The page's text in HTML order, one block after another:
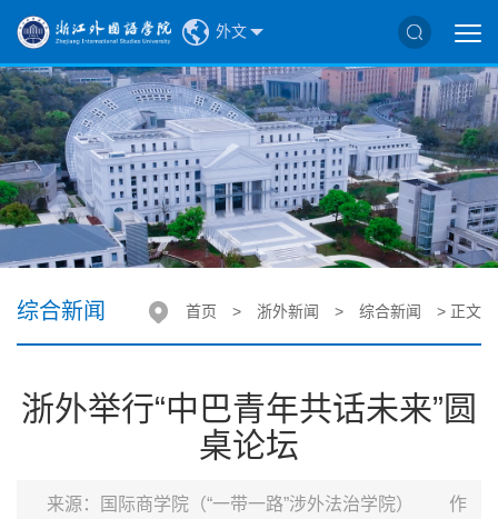
外文
综合新闻 首页 > 浙外新闻 > 综合新闻 > 正文
浙外举行“中巴青年共话未来”圆
桌论坛
来源：国际商学院（“一带一路”涉外法治学院） 作